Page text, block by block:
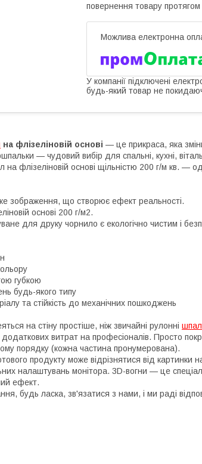
повернення товару протягом
У компанії підключені
будь-який товар не
на флізеліновій основі — це прикраса, яка
— чудовий вибір для спальні, кухні,
на флізеліновій основі щільністю 200 г/м кв. —
зображення, що створює ефект реальності.
основі 200 г/м2.
для друку чорнило є екологічно чистим і
губкою
будь-якого типу
та стійкість до механічних пошкоджень
на стіну простіше, ніж звичайні рулонні
витрат на професіоналів. Просто
порядку (кожна частина пронумерована).
продукту може відрізнятися від картинки
налаштувань монітора. 3D-вогни — це
ефект.
будь ласка, зв'язатися з нами, і ми раді